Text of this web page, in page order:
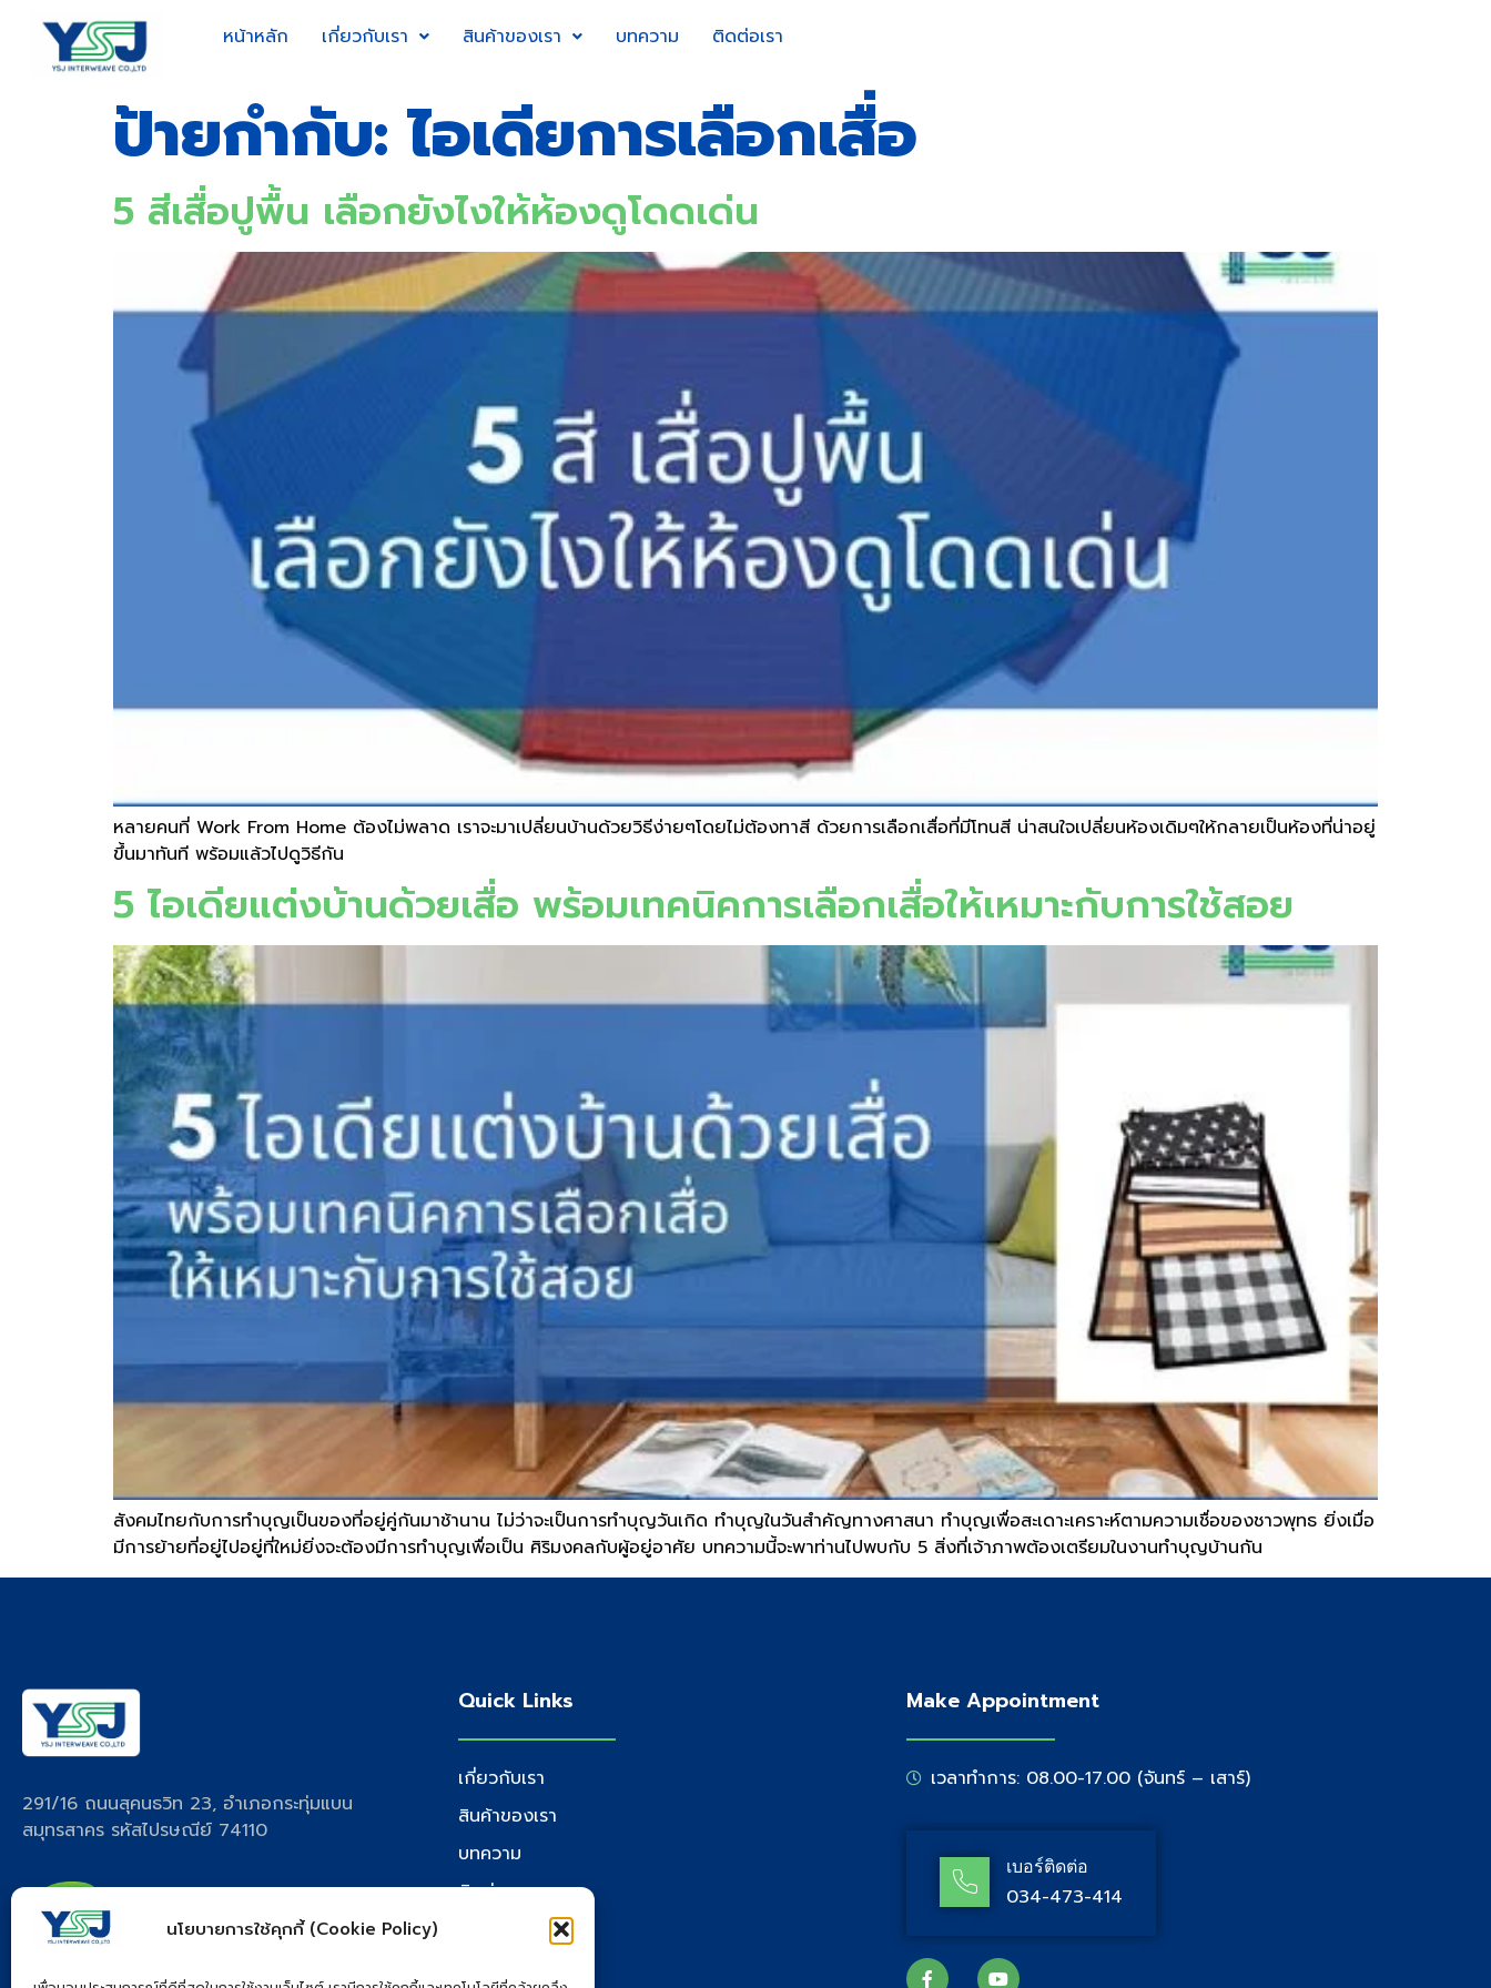
นโยบายการใช้คุกกี้ (Cookie Policy)
หน้าหลัก เกี่ยวกับเรา สินค้าของเรา บทความ ติดต่อเรา
ป้ายกำกับ:ไอเดียการเลือกเสื่อ
5 สีเสื่อปูพื้น เลือกยังไงให้ห้องดูโดดเด่น
หลายคนที่ Work From Home ต้องไม่พลาด เราจะมาเปลี่ยนบ้านด้วยวิธีง่ายๆโดยไม่ต้องทาสี ด้วยการเลือกเสื่อที่มีโทนสี น่าสนใจเปลี่ยนห้องเดิมๆให้กลายเป็นห้องที่น่าอยู่
ขึ้นมาทันที พร้อมแล้วไปดูวิธีกัน
5 ไอเดียแต่งบ้านด้วยเสื่อ พร้อมเทคนิคการเลือกเสื่อให้เหมาะกับการใช้สอย
สังคมไทยกับการทำบุญเป็นของที่อยู่คู่กันมาช้านาน ไม่ว่าจะเป็นการทำบุญวันเกิด ทำบุญในวันสำคัญทางศาสนา ทำบุญเพื่อสะเดาะเคราะห์ตามความเชื่อของชาวพุทธ ยิ่งเมื่อ
มีการย้ายที่อยู่ไปอยู่ที่ใหม่ยิ่งจะต้องมีการทำบุญเพื่อเป็น ศิริมงคลกับผู้อยู่อาศัย บทความนี้จะพาท่านไปพบกับ 5 สิ่งที่เจ้าภาพต้องเตรียมในงานทำบุญบ้านกัน
291/16 ถนนสุคนธวิท 23, อำเภอกระทุ่มแบน
สมุทรสาคร รหัสไปรษณีย์ 74110
Quick Links
เกี่ยวกับเรา
สินค้าของเรา
บทความ
ติดต่อเรา
Make Appointment
เวลาทำการ: 08.00-17.00 (จันทร์ – เสาร์)
เบอร์ติดต่อ
034-473-414